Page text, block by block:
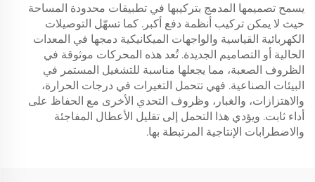
يسمح تصميمها المدمج بتركيبها في تطبيقات محدودة المساحة
حيث لا يمكن تركيب أنظمة دفع أكبر. كما تسهّل التوصيلات
الكهربائية القياسية والواجهات الميكانيكية دمجها في المعدات
الحالية أو التصاميم الجديدة. تُعد هذه المحركات موثوقة في
الظروف الصعبة، مما يجعلها مناسبة للتشغيل المستمر في
البيئات الصناعية. فهي تتحمل التغيرات في درجات الحرارة،
والاهتزازات، والغبار، وظروف التحدي الأخرى مع الحفاظ على
أداء ثابت. ويؤدي هذا التحمل إلى تقليل الأعطال المفاجئة
والاضطرابات الإنتاجية المرتبطة بها.